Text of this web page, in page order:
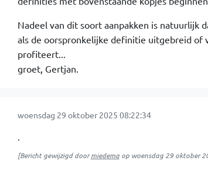
Nadeel van dit soort aanpakken is natuurlijk
als de oorspronkelijke definitie uitgebreid of
profiteert...
groet, Gertjan.
woensdag 29 oktober 2025 08:22:34
.
[Bericht gewijzigd doormiedemaop woensdag 29 oktober